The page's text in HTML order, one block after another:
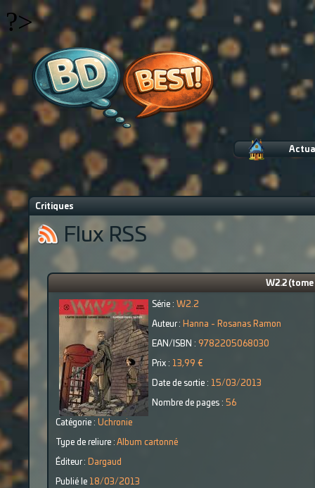
?>
Critiques
Flux RSS
W2.2
Série : W2.2
Auteur : Hanna - Rosanas Ramon
EAN/ISBN : 9782205068030
Prix : 13,99 €
Date de sortie : 15/03/2013
Nombre de pages : 56
Catégorie : Uchronie
Type de reliure : Album cartonné
Éditeur : Dargaud
Publié le 18/03/2013